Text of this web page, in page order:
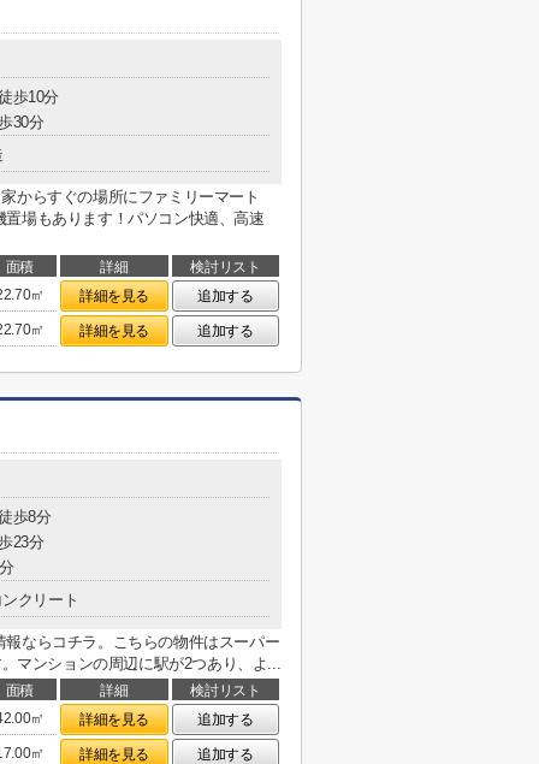
歩10分
30分
からすぐの場所にファミリーマート
場もあります！パソコン快適、高速
面積 詳細
検討リスト
㎡
詳細を見る
追加する
㎡
詳細を見る 追加する
歩8分
23分
クリート
ならコチラ。こちらの物件はスーパー
マンションの周辺に駅が2つあり、よ...
面積 詳細
検討リスト
㎡
詳細を見る
追加する
㎡
詳細を見る 追加する